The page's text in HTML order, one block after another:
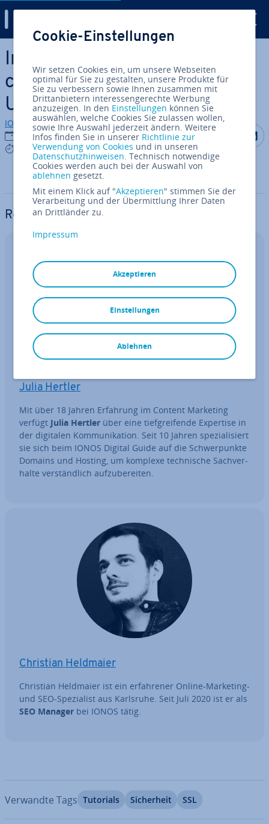
Zum Haupt­in­halt springen
In­stal­ling a Free SSL Cer­ti­fi­
ca­te from Let’s Encrypt on
Ubuntu
IONOS Redaktion
07.06.2021
0 min
Auf Auf
Reviewers
Julia Hertler
Mit über 18 Jahren Erfahrung im Content Marketing
verfügt Julia Hertler über eine tief­grei­fen­de Expertise in
der digitalen Kom­mu­ni­ka­ti­on. Seit 10 Jahren spe­zia­li­siert
sie sich beim IONOS Digital Guide auf die Schwer­punk­te
Domains und Hosting, um komplexe tech­ni­sche Sach­ver­
hal­te ver­ständ­lich auf­zu­be­rei­ten.
Christian Heldmaier
Christian Heldmaier ist ein er­fah­re­ner Online-Marketing-
und SEO-Spe­zia­list aus Karlsruhe. Seit Juli 2020 ist er als
SEO Manager bei IONOS tätig.
Verwandte Tags Tutorials Si­cher­heit SSL
Cookie-Einstellungen
Wir setzen Cookies ein, um unsere Webseiten
optimal für Sie zu gestalten, unsere Produkte für
Sie zu verbessern sowie Ihnen zusammen mit
Drittanbietern interessengerechte Werbung
anzuzeigen. In den Einstellungen können Sie
auswählen, welche Cookies Sie zulassen wollen,
sowie Ihre Auswahl jederzeit ändern. Weitere
Infos finden Sie in unserer Richtlinie zur
Verwendung von Cookies und in unseren
Datenschutzhinweisen. Technisch notwendige
Cookies werden auch bei der Auswahl von
ablehnen gesetzt.
Mit einem Klick auf "Akzeptieren" stimmen Sie der
Verarbeitung und der Übermittlung Ihrer Daten
an Drittländer zu.
Impressum
Akzeptieren
Ablehnen
Einstellungen